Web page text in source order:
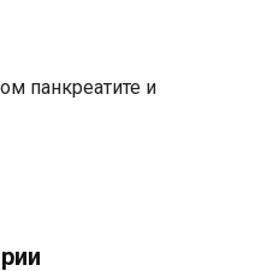
панкреатите и